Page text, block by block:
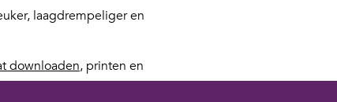
laagdrempeliger en
downloaden, printen en